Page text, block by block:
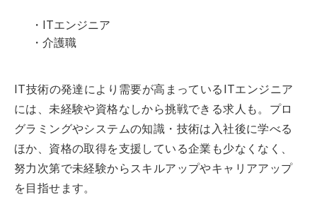
・ITエンジニア
・介護職
IT技術の発達により需要が高まっているITエンジニア
には、未経験や資格なしから挑戦できる求人も。プロ
グラミングやシステムの知識・技術は入社後に学べる
ほか、資格の取得を支援している企業も少なくなく、
努力次第で未経験からスキルアップやキャリアアップ
を目指せます。